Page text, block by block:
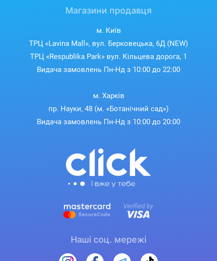
Магазини продавця
м. Київ
ТРЦ «Lavina Mall», вул. Берковецька, 6Д (NEW)
ТРЦ «Respublika Park» вул. Кільцева дорога, 1
Видача замовлень Пн-Нд з 10:00 до 22:00
м. Харків
пр. Науки, 48 (м. «Ботанічний сад»)
Видача замовлень Пн-Нд з 10:00 до 20:00
Наші соц. мережі